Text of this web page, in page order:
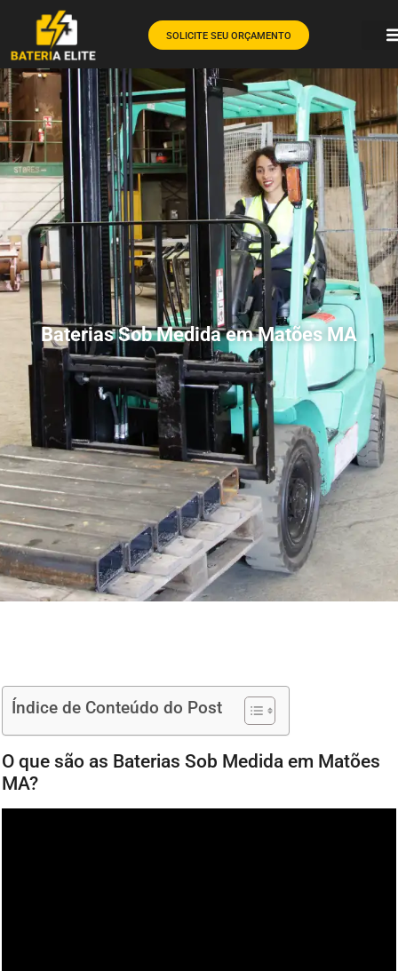
SOLICITE SEU ORÇAMENTO
Baterias Sob Medida em Matões MA
Índice de Conteúdo do Post
O que são as Baterias Sob Medida em Matões
MA?